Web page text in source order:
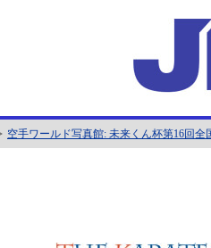
空手ワールド写真館: 未来くん杯第16回